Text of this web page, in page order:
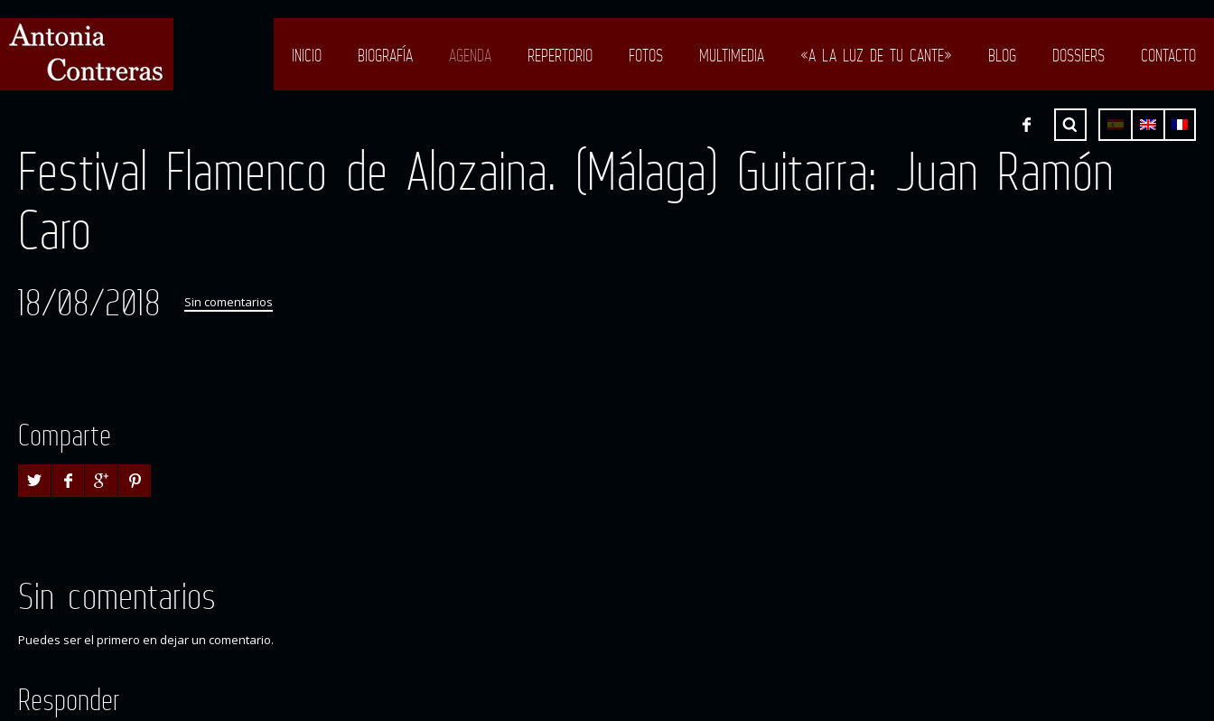
INICIO BIOGRAFÍA AGENDA REPERTORIO FOTOS MULTIMEDIA «A LA LUZ DE TU CANTE» BLOG DOSSIERS CONTACTO
Festival Flamenco de Alozaina. (Málaga) Guitarra: Juan Ramón
Caro
18/08/2018 Sin comentarios
Comparte
Sin comentarios
Puedes ser el primero en dejar un comentario.
Responder